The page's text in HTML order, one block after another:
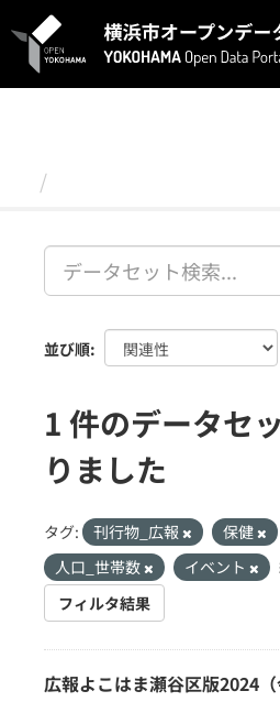
キ
並び順
1 件のデータセ
りました
タグ: 刊行物_広報 保健
人口_世帯数
イベント
フィルタ結果
広報よこはま瀬谷区版2024